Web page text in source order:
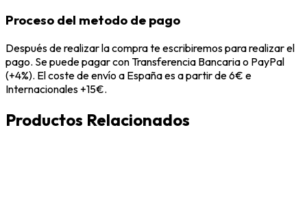
Proceso del metodo de pago
Después de realizar la compra te escribiremos para realizar el
pago. Se puede pagar con Transferencia Bancaria o PayPal
(+4%). El coste de envío a España es a partir de 6€ e
Internacionales +15€.
Productos Relacionados